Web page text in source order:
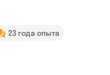
23 года опыта